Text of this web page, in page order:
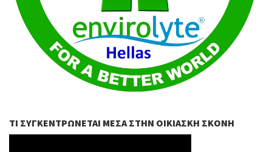
ΤΙ ΣΥΓΚΕΝΤΡΏΝΕΤΑΙ ΜΈΣΑ ΣΤΗΝ ΟΙΚΙΑΣΚΉ ΣΚΌΝΗ